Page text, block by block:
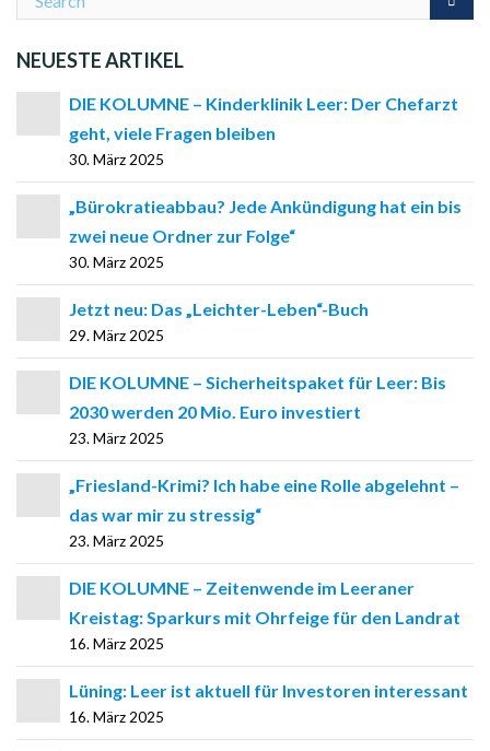
NEUESTE ARTIKEL
DIE KOLUMNE – Kinderklinik Leer: Der Chefarzt
geht, viele Fragen bleiben
30. März 2025
„Bürokratieabbau? Jede Ankündigung hat ein bis
zwei neue Ordner zur Folge“
30. März 2025
Jetzt neu: Das „Leichter-Leben“-Buch
29. März 2025
DIE KOLUMNE – Sicherheitspaket für Leer: Bis
2030 werden 20 Mio. Euro investiert
23. März 2025
„Friesland-Krimi? Ich habe eine Rolle abgelehnt –
das war mir zu stressig“
23. März 2025
DIE KOLUMNE – Zeitenwende im Leeraner
Kreistag: Sparkurs mit Ohrfeige für den Landrat
16. März 2025
Lüning: Leer ist aktuell für Investoren interessant
16. März 2025